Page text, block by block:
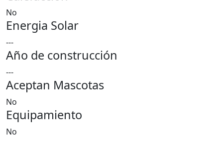
No
Energia Solar
---
Año de construcción
---
Aceptan Mascotas
No
Equipamiento
No